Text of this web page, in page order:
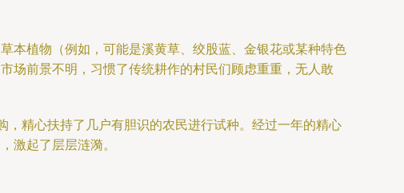
本植物（例如，可能是溪黄草、绞股蓝、金银花或某种特色
场前景不明，习惯了传统耕作的村民们顾虑重重，无人敢
，精心扶持了几户有胆识的农民进行试种。经过一年的精心
激起了层层涟漪。